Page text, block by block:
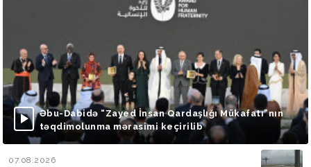
Əbu-Dabidə “Zayed İnsan Qardaşlığı Mükafatı”nın
təqdimolunma mərasimi keçirilib
07.08.2026